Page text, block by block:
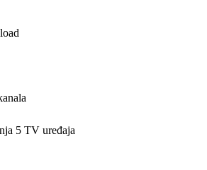
5 TV uređaja